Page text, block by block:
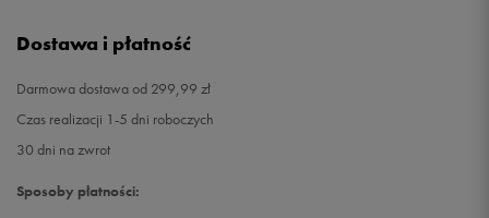
Dostawa i płatność
Darmowa dostawa od 299,99 zł
Czas realizacji 1-5 dni roboczych
30 dni na zwrot
Sposoby płatności: